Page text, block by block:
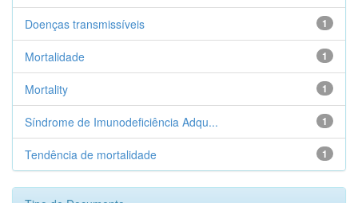
1
Doenças transmissíveis
1
Mortalidade
1
Mortality
1
Síndrome de Imunodeficiência Adqu...
1
Tendência de mortalidade